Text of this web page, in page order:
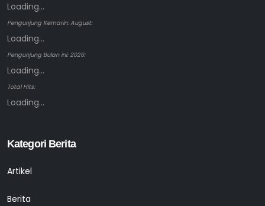
Loading...
Pengunjung Kemarin: August:
Loading...
Pengunjung Bulan ini: 2026:
Loading...
Total Hits:
Loading...
Kategori Berita
Artikel
Berita